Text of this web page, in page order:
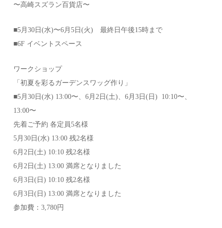
〜高崎スズラン百貨店〜
■5月30日(水)〜6月5日(火) 最終日午後15時まで
■6F イベントスペース
ワークショップ
「初夏を彩るガーデンスワッグ作り」
■5月30日(水) 13:00〜、6月2日(土)、6月3日(日) 10:10〜、
13:00〜
先着ご予約 各定員5名様
5月30日(水) 13:00 残2名様
6月2日(土) 10:10 残2名様
6月2日(土) 13:00 満席となりました
6月3日(日) 10:10 残2名様
6月3日(日) 13:00 満席となりました
参加費：3,780円